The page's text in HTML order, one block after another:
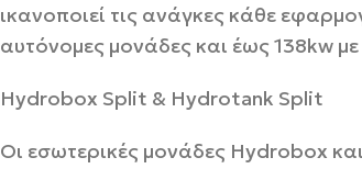
ικανοποιεί τις ανάγκες κάθε
αυτόνομες μονάδες και έως 138kw
Hydrobox Split & Hydrotank Split
Οι εσωτερικές μονάδες Ηydrobox